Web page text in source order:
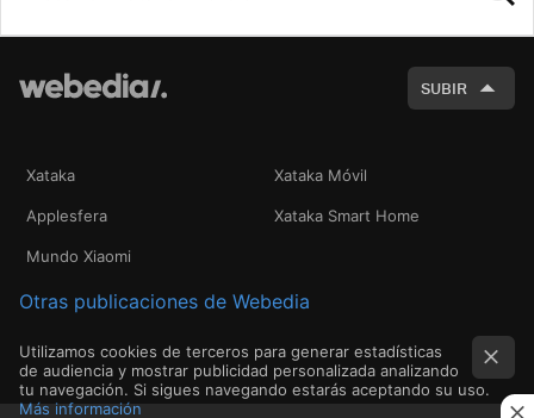
SUBIR
Xataka Xataka Móvil
Applesfera Xataka Smart Home
Mundo Xiaomi
Otras publicaciones de Webedia
Utilizamos cookies de terceros para generar estadísticas
de audiencia y mostrar publicidad personalizada analizando
tu navegación. Si sigues navegando estarás aceptando su uso.
Más información